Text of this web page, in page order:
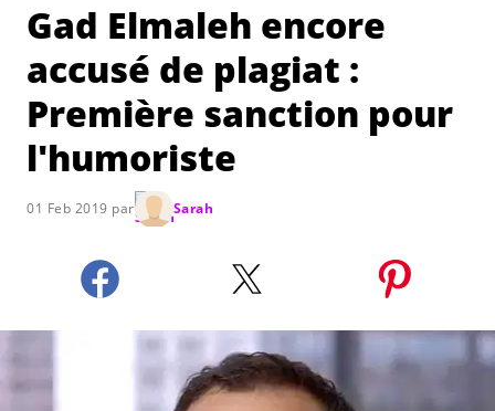
Gad Elmaleh encore
accusé de plagiat :
Première sanction pour
l'humoriste
01 Feb 2019 par Sarah